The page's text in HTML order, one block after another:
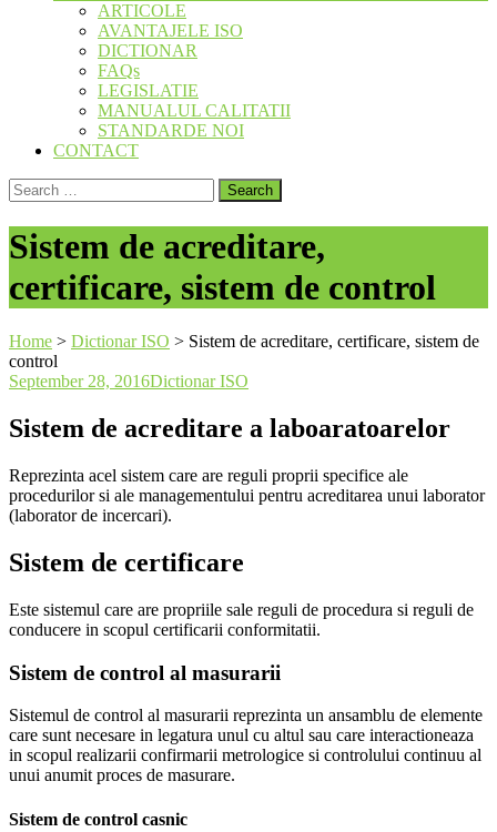
ARTICOLE
AVANTAJELE ISO
DICTIONAR
FAQs
LEGISLATIE
MANUALUL CALITATII
STANDARDE NOI
CONTACT
Search
for:
Sistem de acreditare,
certificare, sistem de control
Home > Dictionar ISO > Sistem de acreditare, certificare, sistem de
control
September 28, 2016Dictionar ISO
Sistem de acreditare a laboaratoarelor
Reprezinta acel sistem care are reguli proprii specifice ale
procedurilor si ale managementului pentru acreditarea unui laborator
(laborator de incercari).
Sistem de certificare
Este sistemul care are propriile sale reguli de procedura si reguli de
conducere in scopul certificarii conformitatii.
Sistem de control al masurarii
Sistemul de control al masurarii reprezinta un ansamblu de elemente
care sunt necesare in legatura unul cu altul sau care interactioneaza
in scopul realizarii confirmarii metrologice si controlului continuu al
unui anumit proces de masurare.
Sistem de control casnic